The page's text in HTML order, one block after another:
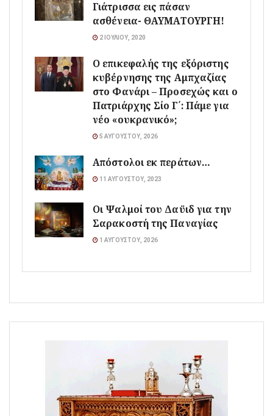
Γιάτρισσα εις πάσαν
ασθένεια- ΘΑΥΜΑΤΟΥΡΓΗ!
2 ΙΟΥΛΊΟΥ, 2020
Ο επικεφαλής της εξόριστης
κυβέρνησης της Αμπχαζίας
στο Φανάρι – Προσεχώς και ο
Πατριάρχης Σίο Γ΄: Πάμε για
νέο «ουκρανικό»;
5 ΑΥΓΟΎΣΤΟΥ, 2026
Απόστολοι εκ περάτων…
11 ΑΥΓΟΎΣΤΟΥ, 2023
Οι Ψαλμοί του Δαϋιδ για την
Σαρακοστή της Παναγίας
1 ΑΥΓΟΎΣΤΟΥ, 2026